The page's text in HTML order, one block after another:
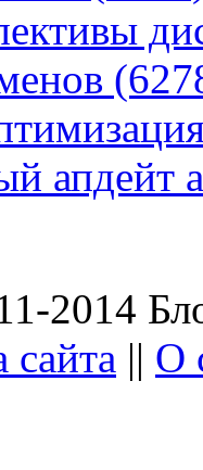
апдейт
2014
сайта || О